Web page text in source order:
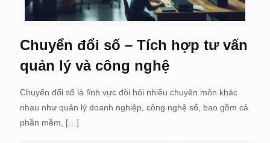
Chuyển đổi số – Tích hợp tư vấn
quản lý và công nghệ
Chuyển đổi số là lĩnh vực đòi hỏi nhiều chuyên môn khác
nhau như quản lý doanh nghiệp, công nghệ số, bao gồm cả
phần mềm, […]